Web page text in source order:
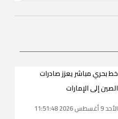
خط بحري مباشر يعزز صادرات
الصين إلى الإمارات
الأحد 9 أغسطس 2026 11:51:48